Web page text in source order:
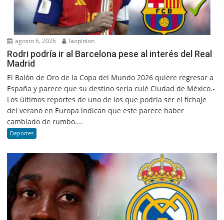
agosto 6, 2026 laopinion
Rodri podría ir al Barcelona pese al interés del Real
Madrid
El Balón de Oro de la Copa del Mundo 2026 quiere regresar a
España y parece que su destino sería culé Ciudad de México.-
Los últimos reportes de uno de los que podría ser el fichaje
del verano en Europa indican que este parece haber
cambiado de rumbo....
Deportes